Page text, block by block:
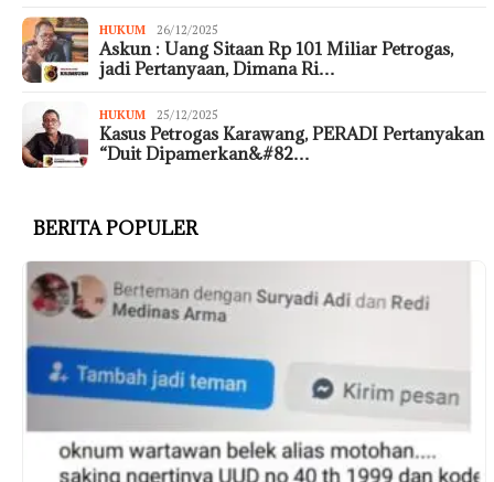
HUKUM 26/12/2025
Askun : Uang Sitaan Rp 101 Miliar Petrogas,
jadi Pertanyaan, Dimana Ri…
HUKUM 25/12/2025
Kasus Petrogas Karawang, PERADI Pertanyakan
“Duit Dipamerkan&#82…
BERITA POPULER